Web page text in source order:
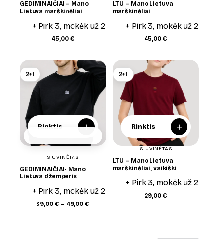
GEDIMINAIČIAI – Mano
Lietuva marškinėliai
+ Pirk 3, mokėk už 2
45,00 €
LTU – Mano Lietuva
marškinėliai
+ Pirk 3, mokėk už 2
45,00€
2+1
Rinktis +
SIUVINĖTAS
GEDIMINAIČIAI- Mano
Lietuva džemperis
+ Pirk 3, mokėk už 2
39,00€ – 49,00€
2+1
Rinktis +
SIUVINĖTAS
LTU – Mano Lietuva
marškinėliai, vaikiški
+ Pirk 3, mokėk už 2
29,00 €